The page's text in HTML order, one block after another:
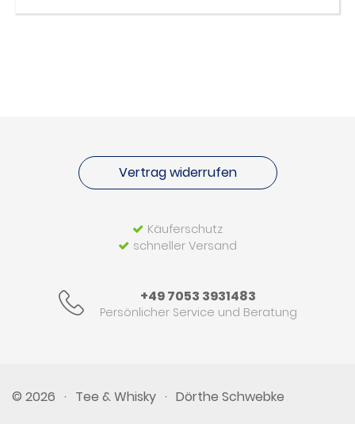
Vertrag widerrufen
Käuferschutz
schneller Versand
+49 7053 3931483
Persönlicher Service und Beratung
© 2026 · Tee & Whisky · Dörthe Schwebke